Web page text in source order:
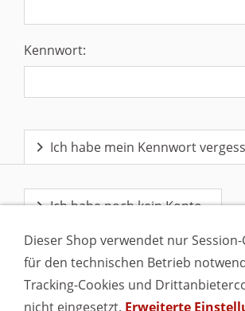
Kennwort:
Ich habe mein Kennwort
Ich habe noch kein Konto.
Dieser Shop verwendet nur
für den technischen Betrieb
Tracking-Cookies und
nicht eingesetzt. Erweiterte